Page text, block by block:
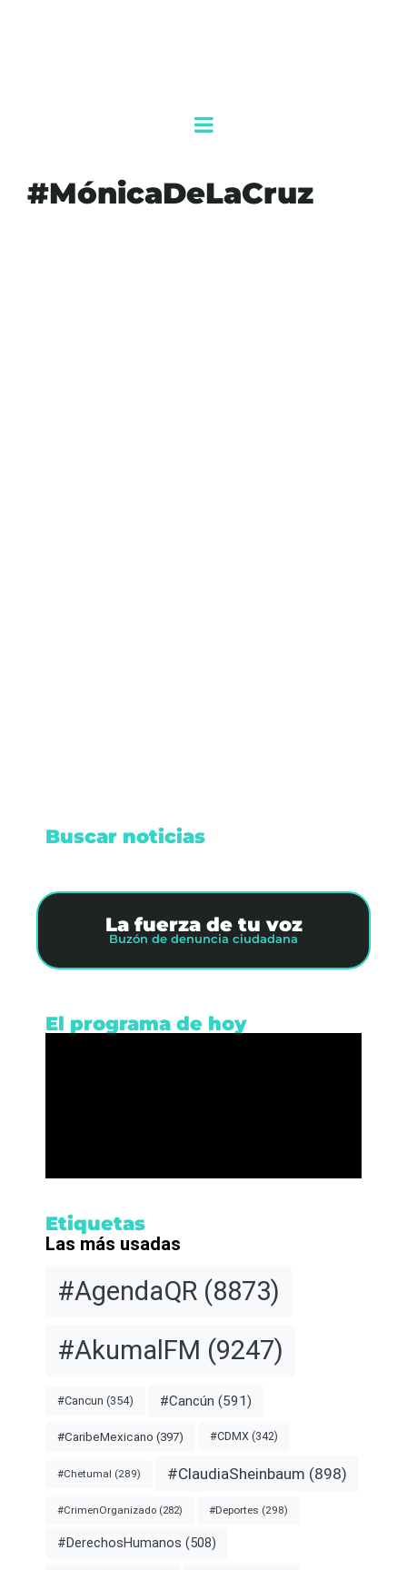
#MónicaDeLaCruz
Buscar noticias
La fuerza de tu voz
Buzón de denuncia ciudadana
El programa de hoy
Etiquetas
Las más usadas
#AgendaQR (8873)
#AkumalFM (9247)
#Cancun (354) #Cancún (591)
#CaribeMexicano (397) #CDMX (342)
#Chetumal (289) #ClaudiaSheinbaum (898)
#CrimenOrganizado (282) #Deportes (298)
#DerechosHumanos (508)